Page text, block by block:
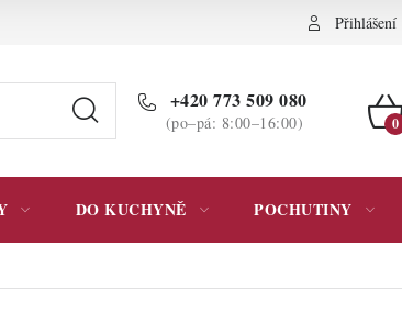
Podmínky ochrany osobních údajů Přihlášení
+420 773 509 080
(po–pá: 8:00–16:00)
DO KUCHYNĚ POCHUTINY